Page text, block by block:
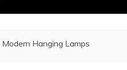
Hanging Lamps